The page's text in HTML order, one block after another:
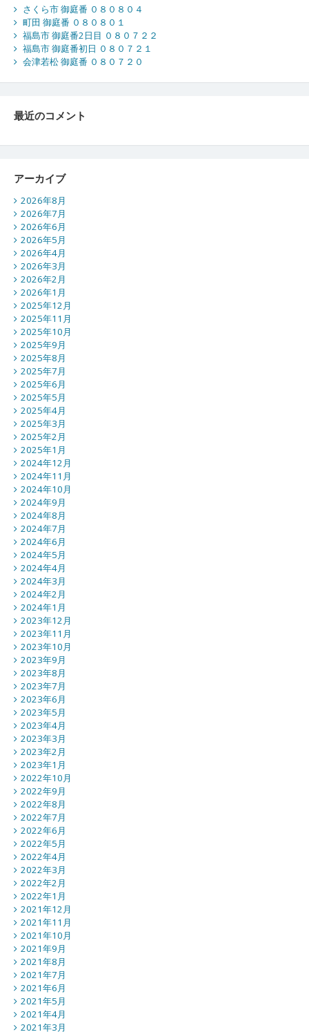
さくら市 御庭番 ０８０８０４
町田 御庭番 ０８０８０１
福島市 御庭番2日目 ０８０７２２
福島市 御庭番初日 ０８０７２１
会津若松 御庭番 ０８０７２０
最近のコメント
アーカイブ
2026年8月
2026年7月
2026年6月
2026年5月
2026年4月
2026年3月
2026年2月
2026年1月
2025年12月
2025年11月
2025年10月
2025年9月
2025年8月
2025年7月
2025年6月
2025年5月
2025年4月
2025年3月
2025年2月
2025年1月
2024年12月
2024年11月
2024年10月
2024年9月
2024年8月
2024年7月
2024年6月
2024年5月
2024年4月
2024年3月
2024年2月
2024年1月
2023年12月
2023年11月
2023年10月
2023年9月
2023年8月
2023年7月
2023年6月
2023年5月
2023年4月
2023年3月
2023年2月
2023年1月
2022年10月
2022年9月
2022年8月
2022年7月
2022年6月
2022年5月
2022年4月
2022年3月
2022年2月
2022年1月
2021年12月
2021年11月
2021年10月
2021年9月
2021年8月
2021年7月
2021年6月
2021年5月
2021年4月
2021年3月